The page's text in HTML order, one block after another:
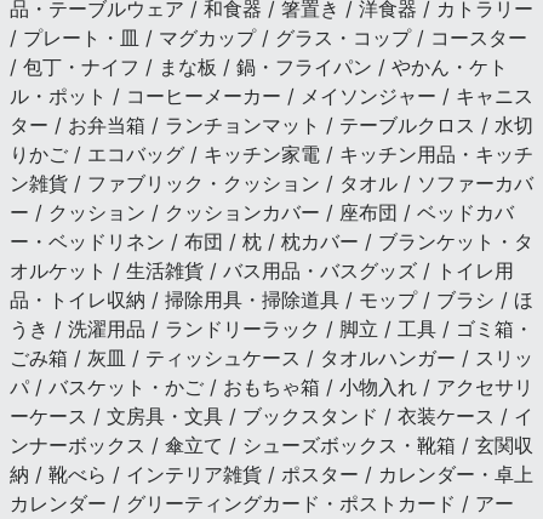
品・テーブルウェア / 和食器 / 箸置き / 洋食器 / カトラリー
/ プレート・皿 / マグカップ / グラス・コップ / コースター
/ 包丁・ナイフ / まな板 / 鍋・フライパン / やかん・ケト
ル・ポット / コーヒーメーカー / メイソンジャー / キャニス
ター / お弁当箱 / ランチョンマット / テーブルクロス / 水切
りかご / エコバッグ / キッチン家電 / キッチン用品・キッチ
ン雑貨 / ファブリック・クッション / タオル / ソファーカバ
ー / クッション / クッションカバー / 座布団 / ベッドカバ
ー・ベッドリネン / 布団 / 枕 / 枕カバー / ブランケット・タ
オルケット / 生活雑貨 / バス用品・バスグッズ / トイレ用
品・トイレ収納 / 掃除用具・掃除道具 / モップ / ブラシ / ほ
うき / 洗濯用品 / ランドリーラック / 脚立 / 工具 / ゴミ箱・
ごみ箱 / 灰皿 / ティッシュケース / タオルハンガー / スリッ
パ / バスケット・かご / おもちゃ箱 / 小物入れ / アクセサリ
ーケース / 文房具・文具 / ブックスタンド / 衣装ケース / イ
ンナーボックス / 傘立て / シューズボックス・靴箱 / 玄関収
納 / 靴べら / インテリア雑貨 / ポスター / カレンダー・卓上
カレンダー / グリーティングカード・ポストカード / アー